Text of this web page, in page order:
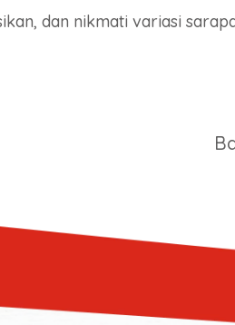
dan nikmati variasi